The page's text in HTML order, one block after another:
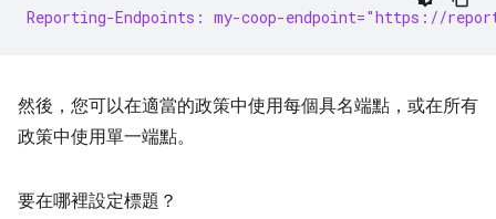
Reporting-Endpoints: my-coop-endpoint="https://
然後，您可以在適當的政策中使用每個具名端點，或在所有
政策中使用單一端點。
要在哪裡設定標題？